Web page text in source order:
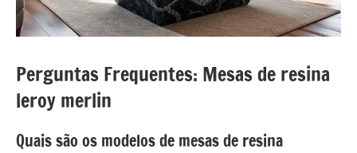
Perguntas Frequentes: Mesas de resina
leroy merlin
Quais são os modelos de mesas de resina